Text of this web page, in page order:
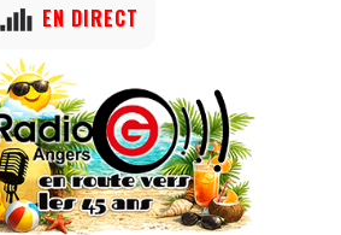
EN DIRECT